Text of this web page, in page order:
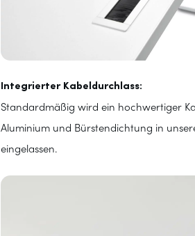
Integrierter Kabeldurchlass:
Standardmäßig wird ein hochwertiger
Aluminium und Bürstendichtung in
eingelassen.